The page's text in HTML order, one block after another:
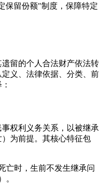
保留份额"制度，保障特定
留的个人合法财产依法转
义、法律依据、分类、前
权利义务关系，以被继承
为前提。其核心特征包
亡时，生前不发生继承问
。